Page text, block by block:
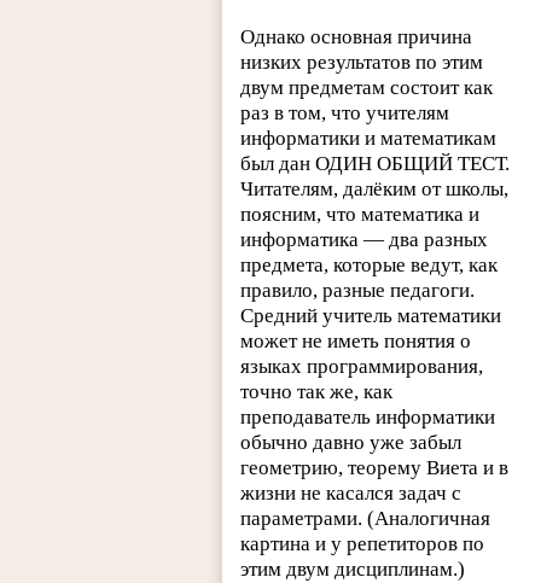
Однако основная причина
низких результатов по этим
двум предметам состоит как
раз в том, что учителям
информатики и математикам
был дан ОДИН ОБЩИЙ ТЕСТ.
Читателям, далёким от школы,
поясним, что математика и
информатика — два разных
предмета, которые ведут, как
правило, разные педагоги.
Средний учитель математики
может не иметь понятия о
языках программирования,
точно так же, как
преподаватель информатики
обычно давно уже забыл
геометрию, теорему Виета и в
жизни не касался задач с
параметрами. (Аналогичная
картина и у репетиторов по
этим двум дисциплинам.)